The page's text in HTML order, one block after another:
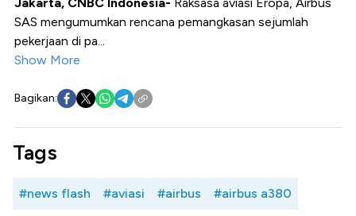
SAS mengumumkan rencana pemangkasan sejumlah
pekerjaan di pa...
Show More
Bagikan:
Tags
#news flash #aviasi #airbus #airbus a380